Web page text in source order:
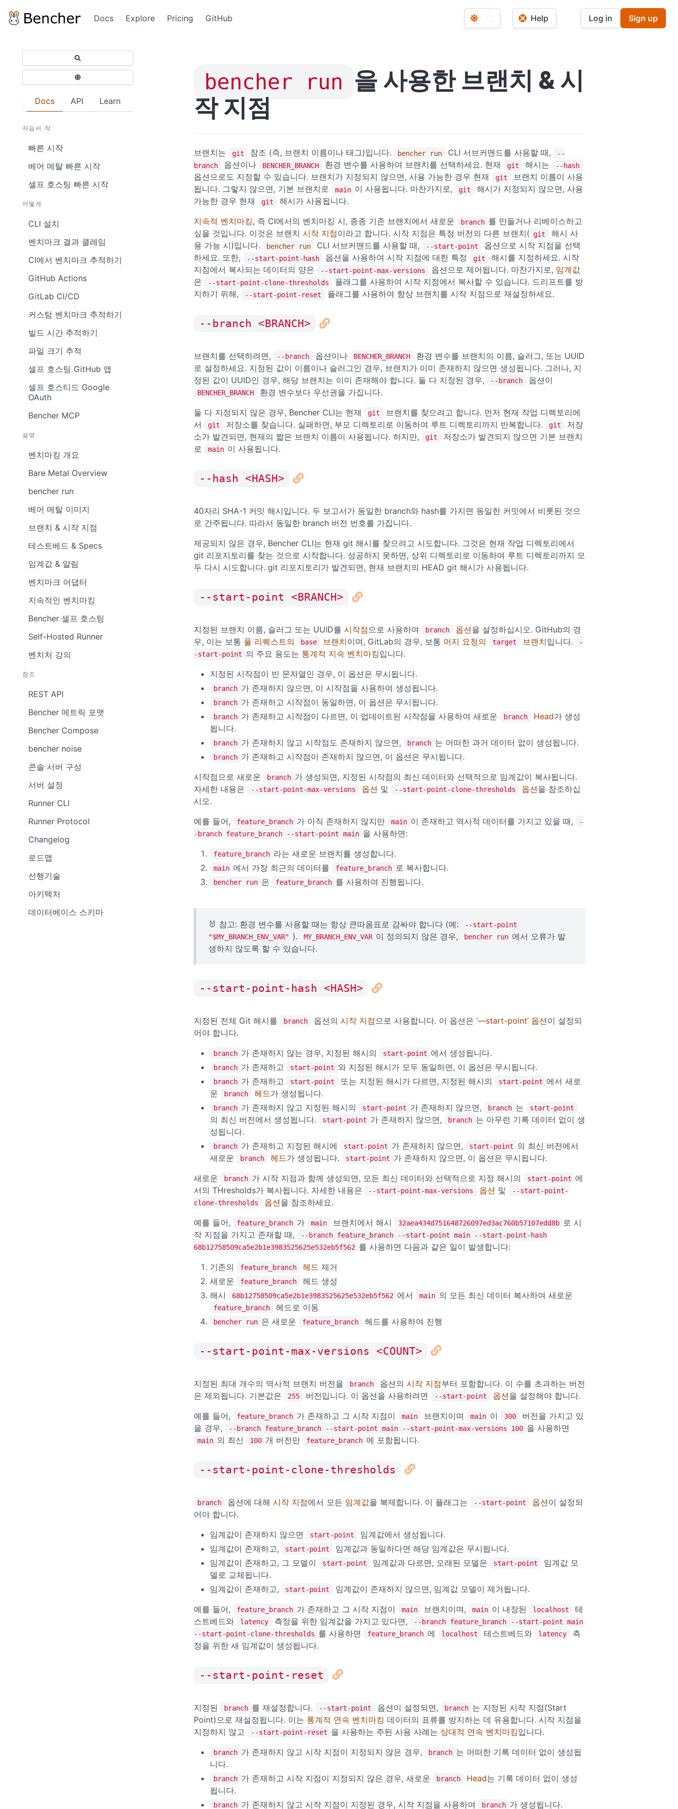
Docs Explore Pricing GitHub Help Log in Sign up
Docs API Learn
자습서 작
빠른 시작
베어 메탈 빠른 시작
셀프 호스팅 빠른 시작
어떻게
CLI 설치
벤치마크 결과 클레임
CI에서 벤치마크 추적하기
GitHub Actions
GitLab CI/CD
커스텀 벤치마크 추적하기
빌드 시간 추적하기
파일 크기 추적
셀프 호스팅 GitHub 앱
셀프 호스티드 Google
OAuth
Bencher MCP
설명
벤치마킹 개요
Bare Metal Overview
bencher run
베어 메탈 이미지
브랜치 & 시작 지점
테스트베드 & Specs
임계값 & 알림
벤치마크 어댑터
지속적인 벤치마킹
Bencher 셀프 호스팅
Self-Hosted Runner
벤치처 강의
참조
REST API
Bencher 메트릭 포맷
Bencher Compose
bencher noise
콘솔 서버 구성
서버 설정
Runner CLI
Runner Protocol
Changelog
로드맵
선행기술
아키텍처
데이터베이스 스키마
bencher run 을 사용한 브랜치 & 시
작 지점
브랜치는 git 참조 (즉, 브랜치 이름이나 태그)입니다. bencher run CLI 서브커맨드를 사용할 때,
--
branch
옵션이나 BENCHER_BRANCH 환경 변수를 사용하여 브랜치를 선택하세요. 현재 git 해시는 --hash
옵션으로도 지정할 수 있습니다. 브랜치가 지정되지 않으면, 사용 가능한 경우 현재 git
브랜치 이름이 사용
됩니다. 그렇지 않으면, 기본 브랜치로
main 이 사용됩니다. 마찬가지로, git
해시가 지정되지 않으면, 사용
가능한 경우 현재
git
해시가 사용됩니다.
지속적 벤치마킹, 즉 CI에서의 벤치마킹 시, 종종 기존 브랜치에서 새로운 branch 를 만들거나 리베이스하고
싶을 것입니다. 이것은 브랜치 시작 지점이라고 합니다. 시작 지점은 특정 버전의 다른 브랜치( git
해시 사
용 가능 시)입니다.
bencher run CLI 서브커맨드를 사용할 때, --start-point
옵션으로 시작 지점을 선택
하세요. 또한,
--start-point-hash 옵션을 사용하여 시작 지점에 대한 특정 git
해시를 지정하세요. 시작
지점에서 복사되는 데이터의 양은
--start-point-max-versions 옵션으로 제어됩니다. 마찬가지로, 임계값
은
--start-point-clone-thresholds
플래그를 사용하여 시작 지점에서 복사할 수 있습니다. 드리프트를 방
지하기 위해,
--start-point-reset 플래그를 사용하여 항상 브랜치를 시작 지점으로 재설정하세요.
--branch <BRANCH>
브랜치를 선택하려면, --branch 옵션이나 BENCHER_BRANCH
환경 변수를 브랜치의 이름, 슬러그, 또는 UUID
로 설정하세요. 지정된 값이 이름이나 슬러그인 경우, 브랜치가 이미 존재하지 않으면 생성됩니다. 그러나, 지
정된 값이 UUID인 경우, 해당 브랜치는 이미 존재해야 합니다. 둘 다 지정된 경우,
--branch 옵션이
BENCHER_BRANCH
환경 변수보다 우선권을 가집니다.
둘 다 지정되지 않은 경우, Bencher CLI는 현재
git
브랜치를 찾으려고 합니다. 먼저 현재 작업 디렉토리에
서
git 저장소를 찾습니다. 실패하면, 부모 디렉토리로 이동하여 루트 디렉토리까지 반복합니다. git
저장
소가 발견되면, 현재의 짧은 브랜치 이름이 사용됩니다. 하지만,
git
저장소가 발견되지 않으면 기본 브랜치
로
main 이 사용됩니다.
--hash <HASH>
40자리 SHA-1 커밋 해시입니다. 두 보고서가 동일한 branch와 hash를 가지면 동일한 커밋에서 비롯된 것으
로 간주됩니다. 따라서 동일한 branch 버전 번호를 가집니다.
제공되지 않은 경우, Bencher CLI는 현재 git 해시를 찾으려고 시도합니다. 그것은 현재 작업 디렉토리에서
git 리포지토리를 찾는 것으로 시작합니다. 성공하지 못하면, 상위 디렉토리로 이동하여 루트 디렉토리까지 모
두 다시 시도합니다. git 리포지토리가 발견되면, 현재 브랜치의 HEAD git 해시가 사용됩니다.
--start-point <BRANCH>
지정된 브랜치 이름, 슬러그 또는 UUID를 시작점 으로 사용하여 branch 옵션을 설정하십시오. GitHub의 경
우, 이는 보통 풀 리퀘스트의 base 브랜치이며, GitLab의 경우, 보통 머지 요청의 target 브랜치입니다.
-
-start-point 의 주요 용도는 통계적 지속 벤치마킹입니다.
지정된 시작점이 빈 문자열인 경우, 이 옵션은 무시됩니다.
branch 가 존재하지 않으면, 이 시작점을 사용하여 생성됩니다.
branch 가 존재하고 시작점이 동일하면, 이 옵션은 무시됩니다.
branch 가 존재하고 시작점이 다르면, 이 업데이트된 시작점을 사용하여 새로운 branch Head가 생성
됩니다.
branch 가 존재하지 않고 시작점도 존재하지 않으면, branch 는 어떠한 과거 데이터 없이 생성됩니다.
branch 가 존재하고 시작점이 존재하지 않으면, 이 옵션은 무시됩니다.
시작점으로 새로운
branch 가 생성되면, 지정된 시작점의 최신 데이터와 선택적으로 임계값이 복사됩니다.
자세한 내용은
--start-point-max-versions 옵션 및 --start-point-clone-thresholds 옵션을 참조하십
시오.
예를 들어,
feature_branch 가 아직 존재하지 않지만 main 이 존재하고 역사적 데이터를 가지고 있을 때,
-
-branch feature_branch --start-point main 을 사용하면:
feature_branch 라는 새로운 브랜치를 생성합니다.
main 에서 가장 최근의 데이터를 feature_branch 로 복사합니다.
bencher run 은 feature_branch 를 사용하여 진행됩니다.
🐰 참고: 환경 변수를 사용할 때는 항상 큰따옴표로 감싸야 합니다 (예:
--start-point
"$MY_BRANCH_ENV_VAR" ). MY_BRANCH_ENV_VAR 이 정의되지 않은 경우, bencher run 에서 오류가 발
생하지 않도록 할 수 있습니다.
--start-point-hash <HASH>
지정된 전체 Git 해시를 branch 옵션의 시작 지점 으로 사용합니다. 이 옵션은 ‘—start-point’ 옵션이 설정되
어야 합니다.
branch 가 존재하지 않는 경우, 지정된 해시의 start-point 에서 생성됩니다.
branch 가 존재하고 start-point 와 지정된 해시가 모두 동일하면, 이 옵션은 무시됩니다.
branch 가 존재하고 start-point 또는 지정된 해시가 다르면, 지정된 해시의 start-point 에서 새로
운
branch 헤드가 생성됩니다.
branch 가 존재하지 않고 지정된 해시의 start-point 가 존재하지 않으면, branch 는 start-point
의 최신 버전에서 생성됩니다. start-point 가 존재하지 않으면, branch 는 아무런 기록 데이터 없이 생
성됩니다.
branch 가 존재하고 지정된 해시에 start-point 가 존재하지 않으면, start-point 의 최신 버전에서
새로운
branch 헤드가 생성됩니다. start-point 가 존재하지 않으면, 이 옵션은 무시됩니다.
새로운
branch 가 시작 지점과 함께 생성되면, 모든 최신 데이터와 선택적으로 지정 해시의 start-point 에
서의 THresholds가 복사됩니다. 자세한 내용은
--start-point-max-versions 옵션 및
--start-point-
clone-thresholds
옵션을 참조하세요.
예를 들어,
feature_branch 가 main 브랜치에서 해시 32aea434d751648726097ed3ac760b57107edd8b
로 시
작 지점을 가지고 존재할 때,
--branch feature_branch --start-point main --start-point-hash
68b12758509ca5e2b1e3983525625e532eb5f562 를 사용하면 다음과 같은 일이 발생합니다:
기존의
feature_branch 헤드 제거
새로운
feature_branch
헤드 생성
해시
68b12758509ca5e2b1e3983525625e532eb5f562 에서 main 의 모든 최신 데이터 복사하여 새로운
feature_branch 헤드로 이동
bencher run 은 새로운 feature_branch 헤드를 사용하여 진행
--start-point-max-versions <COUNT>
지정된 최대 개수의 역사적 브랜치 버전을 branch 옵션의 시작 지점부터 포함합니다. 이 수를 초과하는 버전
은 제외됩니다. 기본값은
255 버전입니다. 이 옵션을 사용하려면 --start-point 옵션을 설정해야 합니다.
예를 들어,
feature_branch 가 존재하고 그 시작 지점이 main 브랜치이며 main 이 300
버전을 가지고 있
을 경우,
--branch feature_branch --start-point main --start-point-max-versions 100 을 사용하면
main 의 최신 100 개 버전만 feature_branch 에 포함됩니다.
--start-point-clone-thresholds
branch 옵션에 대해 시작 지점에서 모든 임계값을 복제합니다. 이 플래그는 --start-point 옵션이 설정되
어야 합니다.
임계값이 존재하지 않으면
start-point
임계값에서 생성됩니다.
임계값이 존재하고,
start-point
임계값과 동일하다면 해당 임계값은 무시됩니다.
임계값이 존재하고, 그 모델이
start-point 임계값과 다르면, 오래된 모델은 start-point
임계값 모
델로 교체됩니다.
임계값이 존재하고,
start-point
임계값이 존재하지 않으면, 임계값 모델이 제거됩니다.
예를 들어,
feature_branch 가 존재하고 그 시작 지점이 main 브랜치이며, main 이 내장된 localhost
테
스트베드와
latency 측정을 위한 임계값을 가지고 있다면,
--branch feature_branch --start-point main
--start-point-clone-thresholds 를 사용하면 feature_branch 에 localhost 테스트베드와 latency
측
정을 위한 새 임계값이 생성됩니다.
--start-point-reset
지정된 branch 를 재설정합니다. --start-point 옵션이 설정되면, branch 는 지정된 시작 지점(Start
Point)으로 재설정됩니다. 이는 통계적 연속 벤치마킹 데이터의 표류를 방지하는 데 유용합니다. 시작 지점을
지정하지 않고
--start-point-reset 을 사용하는 주된 사용 사례는 상대적 연속 벤치마킹입니다.
branch 가 존재하지 않고 시작 지점이 지정되지 않은 경우, branch 는 어떠한 기록 데이터 없이 생성됩
니다.
branch 가 존재하고 시작 지점이 지정되지 않은 경우, 새로운 branch Head는 기록 데이터 없이 생성
됩니다.
branch 가 존재하지 않고 시작 지점이 지정된 경우, 시작 지점을 사용하여 branch 가 생성됩니다.